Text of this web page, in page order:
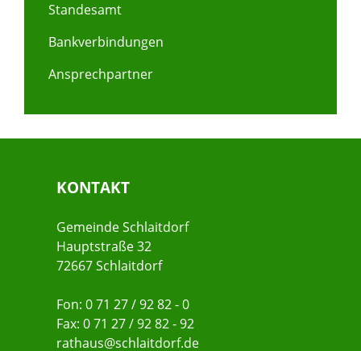
Standesamt
Bankverbindungen
Ansprechpartner
KONTAKT
Gemeinde Schlaitdorf
Hauptstraße 32
72667 Schlaitdorf
Fon: 0 71 27 / 92 82 - 0
Fax: 0 71 27 / 92 82 - 92
rathaus@schlaitdorf.de